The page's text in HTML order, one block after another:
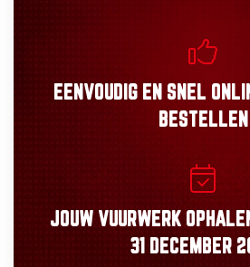
EENVOUDIGEN SNEL
BESTELLEN
JOUW VUURWERK
31 DECEMBER